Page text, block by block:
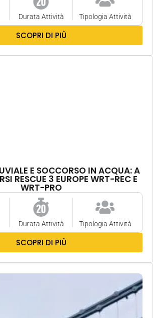
Durata Attività Tipologia Attività
SCOPRI DI PIÙ
E SOCCORSO IN ACQUA: A
RESCUE 3 EUROPE WRT-REC E
WRT-PRO
Durata Attività Tipologia Attività
SCOPRI DI PIÙ